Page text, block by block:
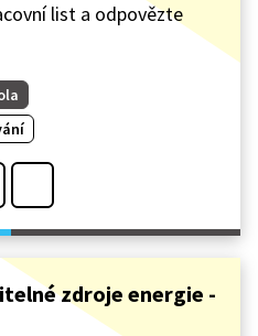
list a odpovězte
zdroje energie -